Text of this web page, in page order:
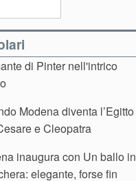
di Pinter nell'intrico
Modena diventa l’Egitto
e Cleopatra
inaugura con Un ballo in
elegante, forse fin